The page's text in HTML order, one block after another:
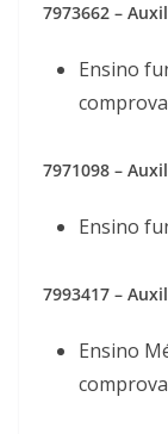
7973662 –
Ensino
7971098 –
Ensino
7993417 –
Ensino